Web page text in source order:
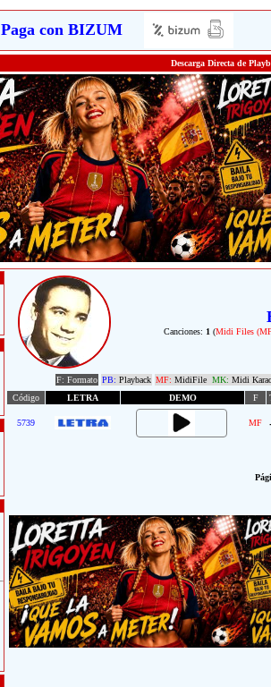
Paga con BIZUM
Descarga Directa de
Canciones: 1 (Midi Files
F: Formato PB: Playback MF: MidiFile MK: Midi
Código
LETRA DEMO F
5739 MF